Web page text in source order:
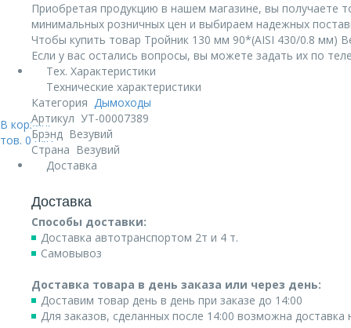
В корзине:
тов. 0руб.
Приобретая продукцию в нашем магазине, вы получаете
минимальных розничных цен и выбираем надежных
Чтобы купить товар Тройник 130 мм 90*(AISI 430/0.8 мм)
Если у вас остались вопросы, вы можете задать их по
Тех. Характеристики
Технические характеристики
Категория Дымоходы
Артикул УТ-00007389
Брэнд Везувий
Страна Везувий
Доставка
Доставка
Способы доставки:
Доставка автотранспортом 2т и 4 т.
Самовывоз
Доставка товара в день заказа или через день:
Доставим товар день в день при заказе до 14:00
Для заказов, сделанных после 14:00 возможна